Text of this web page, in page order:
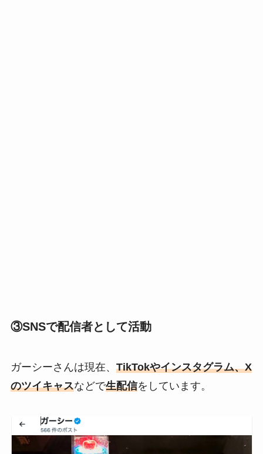
③SNSで配信者として活動
ガーシーさんは現在、 TikTokやインスタグラム、X
のツイキャスなどで生配信をしています。